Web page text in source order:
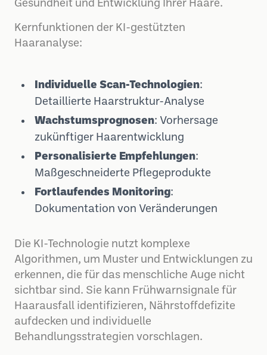
Gesundheit und Entwicklung Ihrer Haare.
Kernfunktionen der KI-gestützten
Haaranalyse:
Individuelle Scan-Technologien:
Detaillierte Haarstruktur-Analyse
Wachstumsprognosen: Vorhersage
zukünftiger Haarentwicklung
Personalisierte Empfehlungen:
Maßgeschneiderte Pflegeprodukte
Fortlaufendes Monitoring:
Dokumentation von Veränderungen
Die KI-Technologie nutzt komplexe
Algorithmen, um Muster und Entwicklungen zu
erkennen, die für das menschliche Auge nicht
sichtbar sind. Sie kann Frühwarnsignale für
Haarausfall identifizieren, Nährstoffdefizite
aufdecken und individuelle
Behandlungsstrategien vorschlagen.